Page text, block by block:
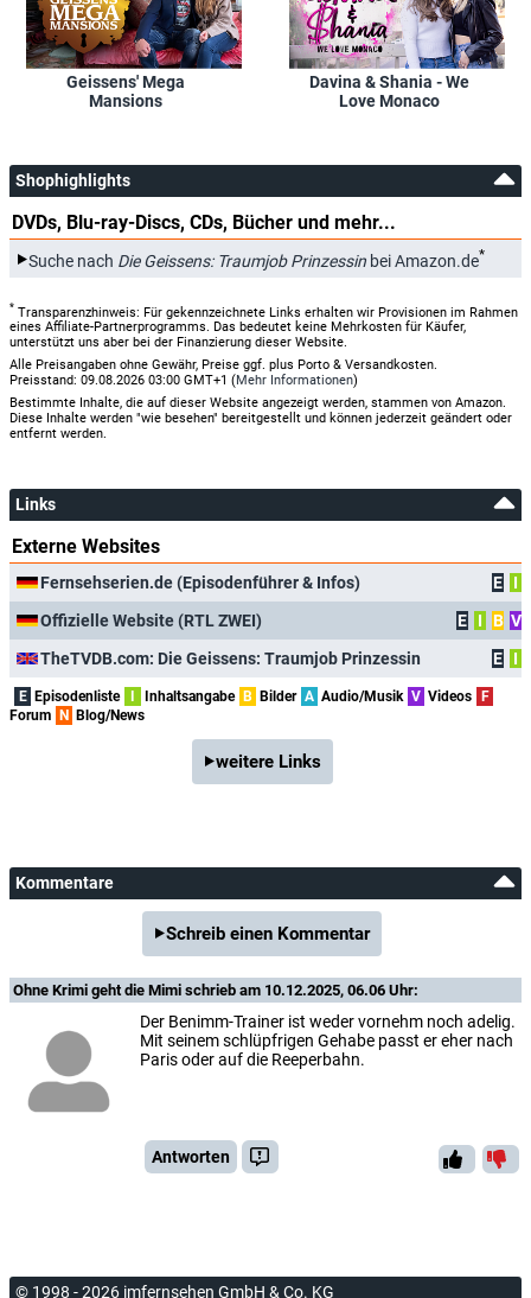
Geissens' Mega
Mansions
Davina & Shania - We
Love Monaco
Shophighlights
DVDs, Blu-ray-Discs, CDs, Bücher und mehr...
Suche nach Die Geissens: Traumjob Prinzessin bei Amazon.de*
* Transparenzhinweis: Für gekennzeichnete Links erhalten wir Provisionen im Rahmen
eines Affiliate-Partnerprogramms. Das bedeutet keine Mehrkosten für Käufer,
unterstützt uns aber bei der Finanzierung dieser Website.
Alle Preisangaben ohne Gewähr, Preise ggf. plus Porto & Versandkosten.
Preisstand: 09.08.2026 03:00 GMT+1 (Mehr Informationen)
Bestimmte Inhalte, die auf dieser Website angezeigt werden, stammen von Amazon.
Diese Inhalte werden "wie besehen" bereitgestellt und können jederzeit geändert oder
entfernt werden.
Links
Externe Websites
Fernsehserien.de (Episodenführer & Infos) E
I
Offizielle Website (RTL ZWEI)
E I B V
TheTVDB.com: Die Geissens: Traumjob Prinzessin
E I
E Episodenliste Inhaltsangabe B Bilder A Audio/Musik V Videos
F
Forum
N Blog/News
weitere Links
Kommentare
Schreib einen Kommentar
Ohne Krimi geht die Mimi schrieb am 10.12.2025, 06.06 Uhr:
Der Benimm-Trainer ist weder vornehm noch adelig.
Mit seinem schlüpfrigen Gehabe passt er eher nach
Paris oder auf die Reeperbahn.
Antworten
© 1998 - 2026 imfernsehen GmbH & Co. KG